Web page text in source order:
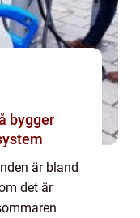
är bland
det är